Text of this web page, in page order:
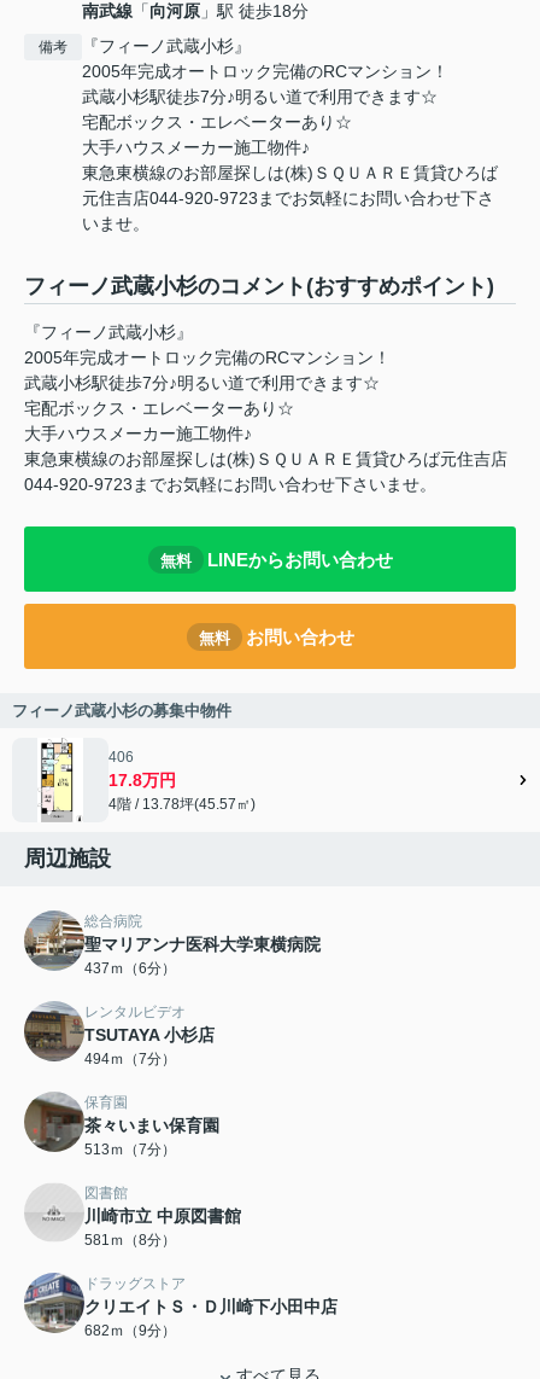
南武線 「向河原 」駅 徒歩18分
備考
『フィーノ武蔵小杉』
2005年完成オートロック完備のRCマンション！
武蔵小杉駅徒歩7分♪明るい道で利用できます☆
宅配ボックス・エレベーターあり☆
大手ハウスメーカー施工物件♪
東急東横線のお部屋探しは(株)ＳＱＵＡＲＥ賃貸ひろば
元住吉店044-920-9723までお気軽にお問い合わせ下さ
いませ。
フィーノ武蔵小杉のコメント(おすすめポイント)
『フィーノ武蔵小杉』
2005年完成オートロック完備のRCマンション！
武蔵小杉駅徒歩7分♪明るい道で利用できます☆
宅配ボックス・エレベーターあり☆
大手ハウスメーカー施工物件♪
東急東横線のお部屋探しは(株)ＳＱＵＡＲＥ賃貸ひろば元住吉店
044-920-9723までお気軽にお問い合わせ下さいませ。
無料 LINEからお問い合わせ
無料 お問い合わせ
フィーノ武蔵小杉の募集中物件
406
17.8万円
4階 / 13.78坪(45.57㎡)
周辺施設
総合病院
聖マリアンナ医科大学東横病院
437ｍ（6分）
レンタルビデオ
TSUTAYA 小杉店
494ｍ（7分）
保育園
茶々いまい保育園
513ｍ（7分）
図書館
川崎市立 中原図書館
581ｍ（8分）
ドラッグストア
クリエイトＳ・Ｄ川崎下小田中店
682ｍ（9分）